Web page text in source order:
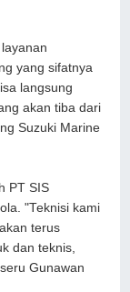
yang sifatnya
langsung
akan tiba dari
Suzuki Marine
PT SIS
"Teknisi kami
terus
dan teknis,
Gunawan